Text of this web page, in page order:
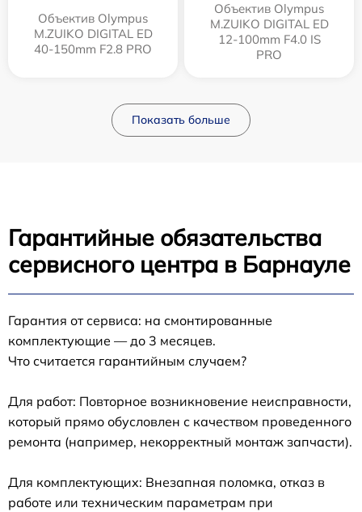
Объектив Olympus
M.ZUIKO DIGITAL ED
40-150mm F2.8 PRO
Объектив Olympus
M.ZUIKO DIGITAL ED
12‑100mm F4.0 IS
PRO
Показать больше
Гарантийные обязательства
сервисного центра в Барнауле
Гарантия от сервиса: на смонтированные
комплектующие — до 3 месяцев.
Что считается гарантийным случаем?
Для работ: Повторное возникновение неисправности,
который прямо обусловлен с качеством проведенного
ремонта (например, некорректный монтаж запчасти).
Для комплектующих: Внезапная поломка, отказ в
работе или техническим параметрам при